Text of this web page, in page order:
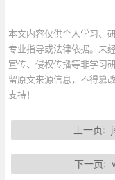
本文内容仅供个人学习、
专业指导或法律依据。未
宣传、侵权传播等非学习
留原文来源信息，不得篡
支持！
上一页:
下一页: